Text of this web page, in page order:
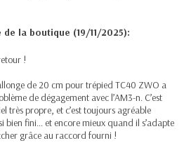
la boutique (19/11/2025):
!
de 20 cm pour trépied TC40 ZWO a
de dégagement avec l’AM3-n. C’est
très propre, et c’est toujours agréable
bien fini… et encore mieux quand il s’adapte
grâce au raccord fourni !